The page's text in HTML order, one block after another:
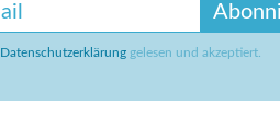
Datenschutzerklärunggelesen und akzeptiert.